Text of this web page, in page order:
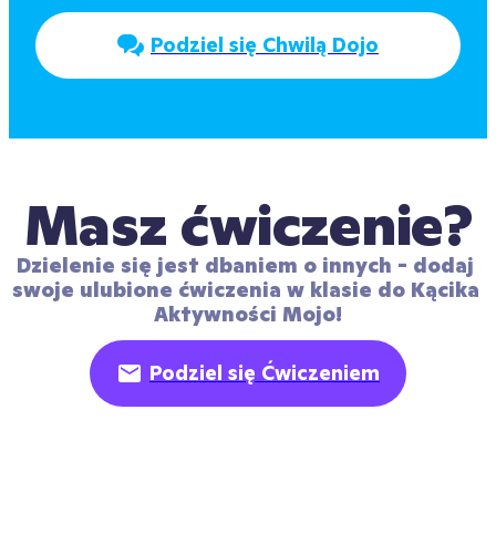
Podziel się Chwilą Dojo
Masz ćwiczenie?
Dzielenie się jest dbaniem o innych - dodaj
swoje ulubione ćwiczenia w klasie do Kącika
Aktywności Mojo!
Podziel się Ćwiczeniem